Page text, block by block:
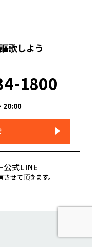
歌しよう
1800
20:00
公式LINE
せて頂きます。